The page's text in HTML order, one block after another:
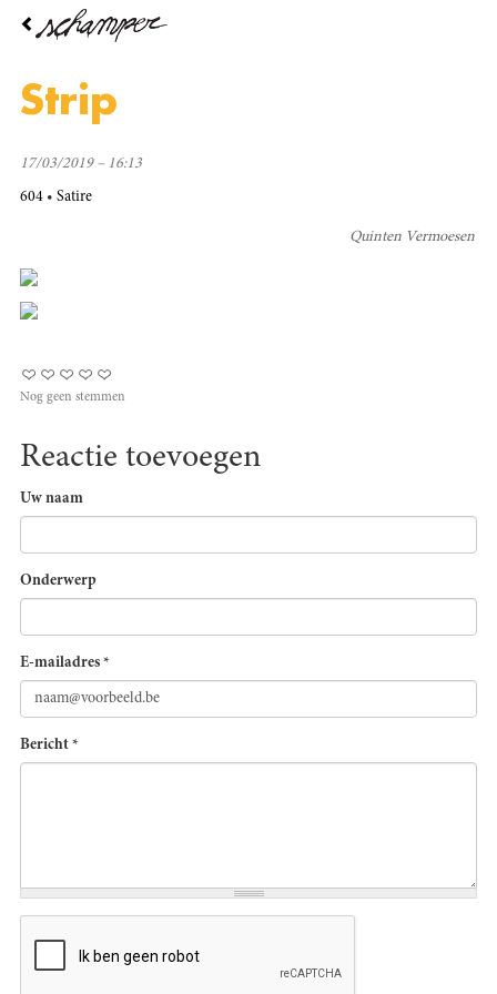
Overslaan
inhoud
gaan Strip
17/03/2019 – 16:13
604 Satire
Quinten Vermoesen
Nog geen stemmen
Reactie toevoegen
Uw naam
Onderwerp
E-mailadres *
Bericht *